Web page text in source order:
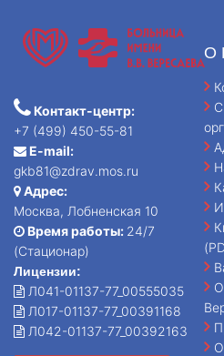
Контакт-центр:
+7 (499) 450-55-81
E-mail:
gkb81@zdrav.mos.ru
Адрес:
Москва, Лобненская 10
Время работы: 24/7
(Стационар)
Лицензии:
Л041-01137-77_00555035
Л017-01137-77_00391168
Л042-01137-77_00392163
О